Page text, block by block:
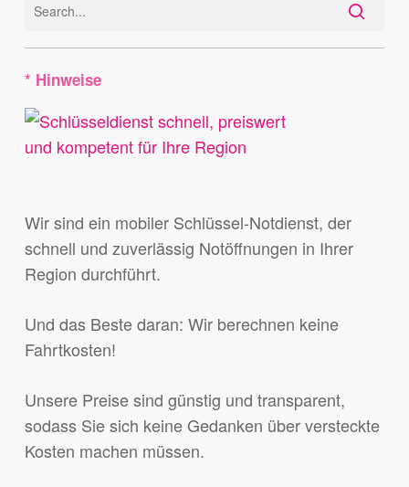
* Hinweise
Wir sind ein mobiler Schlüssel-Notdienst, der
schnell und zuverlässig Notöffnungen in Ihrer
Region durchführt.
Und das Beste daran: Wir berechnen keine
Fahrtkosten!
Unsere Preise sind günstig und transparent,
sodass Sie sich keine Gedanken über versteckte
Kosten machen müssen.